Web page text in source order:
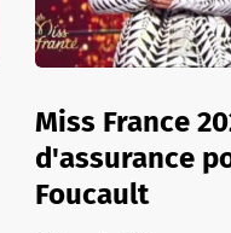
Miss France
d'assurance
Foucault